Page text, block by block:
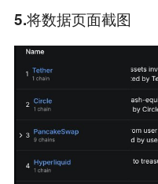
5.将数据页面截图